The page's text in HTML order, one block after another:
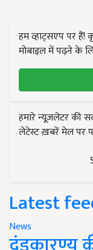
हम व्हाट्सएप पर
मोबाइल में पढ़ने के
हमारे न्यूज़लेटर की
लेटेस्ट ख़बरें मेल पर
Latest
News